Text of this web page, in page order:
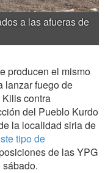
a las afueras de
producen el mismo
lanzar fuego de
contra
del Pueblo Kurdo
la localidad siria de
tipo de
de las YPG